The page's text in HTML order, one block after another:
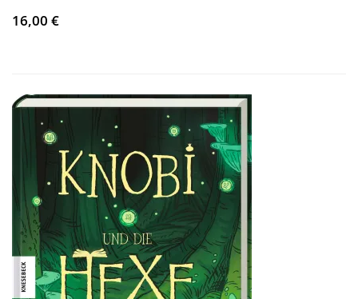
16,00 €